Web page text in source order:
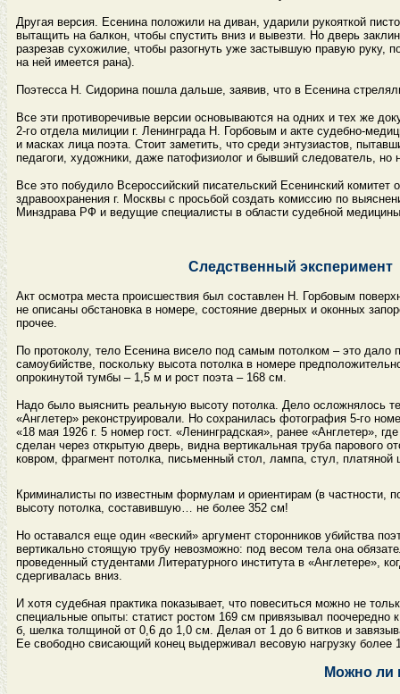
Другая версия. Есенина положили на диван, ударили рукояткой
вытащить на балкон, чтобы спустить вниз и вывезти. Но дверь
разрезав сухожилие, чтобы разогнуть уже застывшую правую руку,
на ней имеется рана).
Поэтесса Н. Сидорина пошла дальше, заявив, что в Есенина
Все эти противоречивые версии основываются на одних и тех же
2-го отдела милиции г. Ленинграда Н. Горбовым и акте судебно-
и масках лица поэта. Стоит заметить, что среди энтузиастов,
педагоги, художники, даже патофизиолог и бывший следователь,
Все это побудило Всероссийский писательский Есенинский
здравоохранения г. Москвы с просьбой создать комиссию по
Минздрава РФ и ведущие специалисты в области судебной
Следственный эксперимент
Акт осмотра места происшествия был составлен Н. Горбовым
не описаны обстановка в номере, состояние дверных и оконных
прочее.
По протоколу, тело Есенина висело под самым потолком – это дало
самоубийстве, поскольку высота потолка в номере
опрокинутой тумбы – 1,5 м и рост поэта – 168 см.
Надо было выяснить реальную высоту потолка. Дело осложнялось
«Англетер» реконструировали. Но сохранилась фотография 5-го
«18 мая 1926 г. 5 номер гост. «Ленинградская», ранее «Англетер»,
сделан через открытую дверь, видна вертикальная труба парового
ковром, фрагмент потолка, письменный стол, лампа, стул,
Криминалисты по известным формулам и ориентирам (в частности,
высоту потолка, составившую… не более 352 см!
Но оставался еще один «веский» аргумент сторонников убийства
вертикально стоящую трубу невозможно: под весом тела она
проведенный студентами Литературного института в «Англетере»,
сдергивалась вниз.
И хотя судебная практика показывает, что повеситься можно не
специальные опыты: статист ростом 169 см привязывал поочередно
б, шелка толщиной от 0,6 до 1,0 см. Делая от 1 до 6 витков и
Ее свободно свисающий конец выдерживал весовую нагрузку более
Можно ли